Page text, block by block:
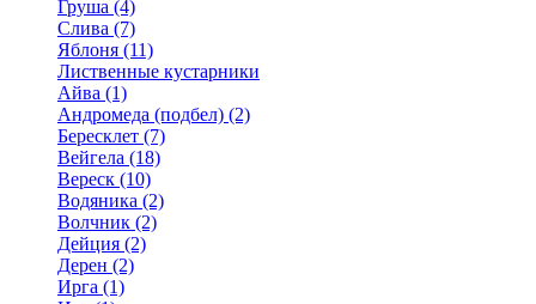
Груша (4)
Слива (7)
Яблоня (11)
Лиственные кустарники
Айва (1)
Андромеда (подбел) (2)
Бересклет (7)
Вейгела (18)
Вереск (10)
Водяника (2)
Волчник (2)
Дейция (2)
Дерен (2)
Ирга (1)